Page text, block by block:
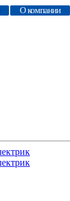
О компании